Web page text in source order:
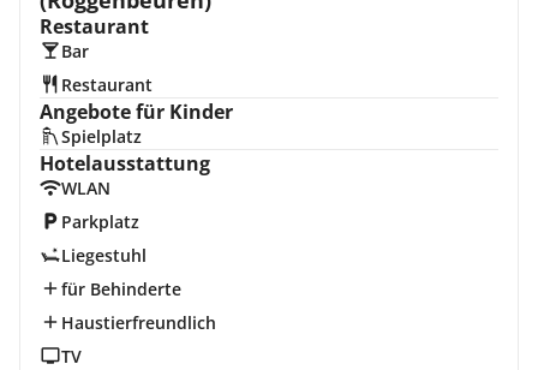
Restaurant
Bar
Restaurant
Angebote für Kinder
Spielplatz
Hotelausstattung
WLAN
Parkplatz
Liegestuhl
für Behinderte
Haustierfreundlich
TV